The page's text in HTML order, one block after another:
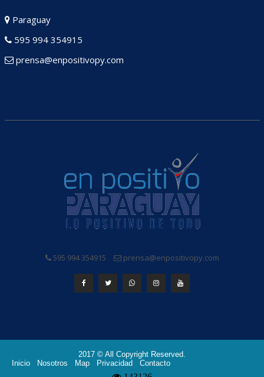
Paraguay
595 994 354915
prensa@enpositivopy.com
595 994 354915 prensa@enpositivopy.com
2017 © All Copyright Reserved.
Inicio
Nosotros Map Privacidad Contacto